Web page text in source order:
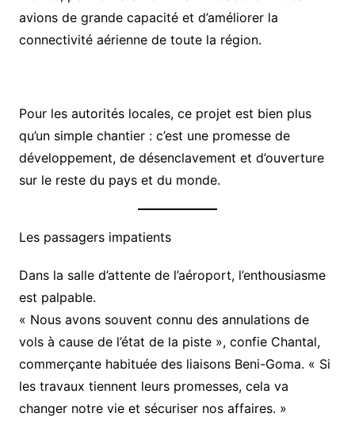
avions de grande capacité et d’améliorer la
connectivité aérienne de toute la région.
Pour les autorités locales, ce projet est bien plus
qu’un simple chantier : c’est une promesse de
développement, de désenclavement et d’ouverture
sur le reste du pays et du monde.
Les passagers impatients
Dans la salle d’attente de l’aéroport, l’enthousiasme
est palpable.
« Nous avons souvent connu des annulations de
vols à cause de l’état de la piste », confie Chantal,
commerçante habituée des liaisons Beni-Goma. « Si
les travaux tiennent leurs promesses, cela va
changer notre vie et sécuriser nos affaires. »